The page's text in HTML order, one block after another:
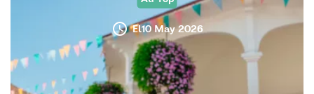
El10 May 2026